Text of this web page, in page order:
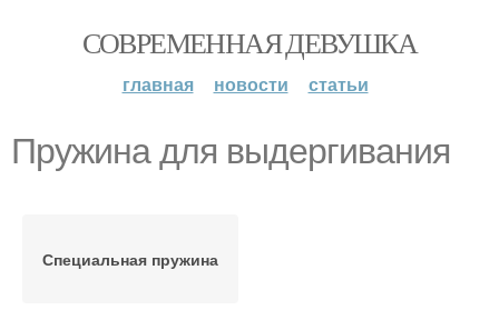
СОВРЕМЕННАЯ ДЕВУШКА
главная новости статьи
Пружина для выдергивания
Специальная пружина